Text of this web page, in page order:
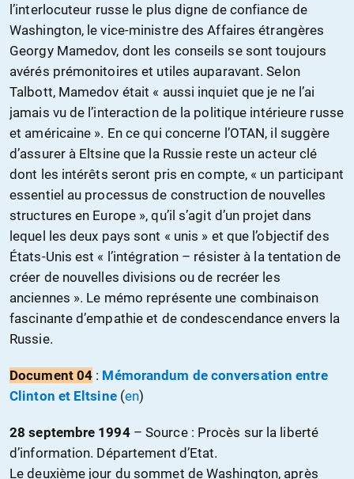
l’interlocuteur russe le plus digne de confiance de
Washington, le vice-ministre des Affaires étrangères
Georgy Mamedov, dont les conseils se sont toujours
avérés prémonitoires et utiles auparavant. Selon
Talbott, Mamedov était « aussi inquiet que je ne l’ai
jamais vu de l’interaction de la politique intérieure russe
et américaine ». En ce qui concerne l’OTAN, il suggère
d’assurer à Eltsine que la Russie reste un acteur clé
dont les intérêts seront pris en compte, « un participant
essentiel au processus de construction de nouvelles
structures en Europe », qu’il s’agit d’un projet dans
lequel les deux pays sont « unis » et que l’objectif des
États-Unis est « l’intégration – résister à la tentation de
créer de nouvelles divisions ou de recréer les
anciennes ». Le mémo représente une combinaison
fascinante d’empathie et de condescendance envers la
Russie.
Document 04 : Mémorandum de conversation entre
Clinton et Eltsine(en)
28 septembre 1994– Source : Procès sur la liberté
d’information. Département d’Etat.
Le deuxième jour du sommet de Washington, après